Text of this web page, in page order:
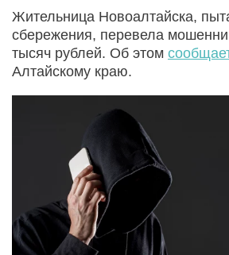
Жительница Новоалтайска,
сбережения, перевела
тысяч рублей. Об этом
Алтайскому краю.